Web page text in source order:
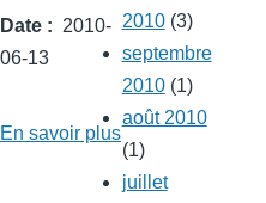
Date
2010-
06-13
En savoir plussur
Serapias
lingua
2010(3)
septembre
2010(1)
août 2010
(1)
juillet